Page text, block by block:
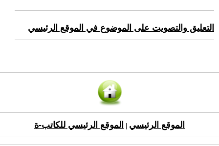
التعليق والتصويت على الموضوع في الموقع الرئيسي
الموقع الرئيسي الموقع الرئيسي للكاتب-ة